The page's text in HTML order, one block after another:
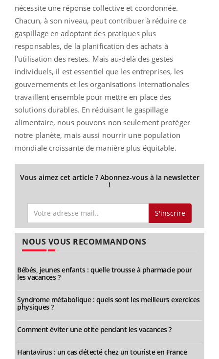
nécessite une réponse collective et coordonnée.
Chacun, à son niveau, peut contribuer à réduire ce
gaspillage en adoptant des pratiques plus
responsables, de la planification des achats à
l'utilisation des restes. Mais au-delà des gestes
individuels, il est essentiel que les entreprises, les
gouvernements et les organisations internationales
travaillent ensemble pour mettre en place des
solutions durables. En réduisant le gaspillage
alimentaire, nous pouvons non seulement protéger
notre planète, mais aussi nourrir une population
mondiale croissante de manière plus équitable.
Vous aimez cet article ? Abonnez-vous à la newsletter
!
S'inscrire
NOUS VOUS RECOMMANDONS
Bébés, jeunes enfants : quelle trousse à pharmacie pour
les vacances ?
Syndrome métabolique : quels sont les meilleurs exercices
physiques ?
Comment éviter une otite pendant les vacances ?
Hantavirus : un cas détecté chez un touriste en France